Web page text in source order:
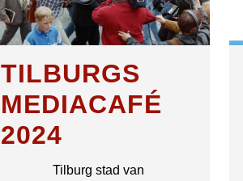
TILBURGS
MEDIACAFÉ
2024
Tilburg stad van